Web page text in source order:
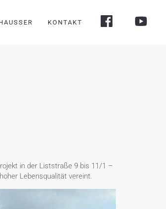
KONTAKT
in der Liststraße 9 bis 11/1 –
Lebensqualität vereint.